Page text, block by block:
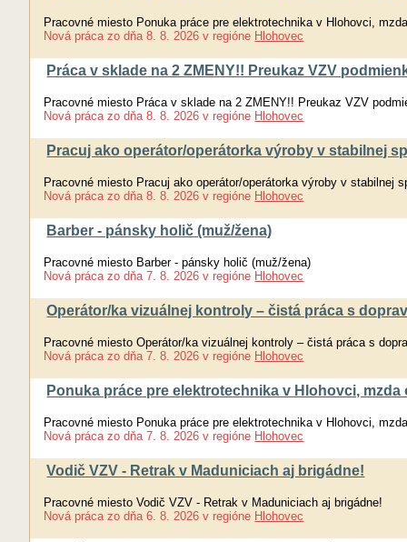
Pracovné miesto Ponuka práce pre elektrotechnika v Hlohovci,
Nová práca zo dňa 8. 8. 2026 v regióne Hlohovec
Práca v sklade na 2 ZMENY!! Preukaz VZV
Pracovné miesto Práca v sklade na 2 ZMENY!! Preukaz VZV
Nová práca zo dňa 8. 8. 2026 v regióne Hlohovec
Pracuj ako operátor/operátorka výroby v stabilnej
Pracovné miesto Pracuj ako operátor/operátorka výroby v stabilnej
Nová práca zo dňa 8. 8. 2026 v regióne Hlohovec
Barber - pánsky holič (muž/žena)
Pracovné miesto Barber - pánsky holič (muž/žena)
Nová práca zo dňa 7. 8. 2026 v regióne Hlohovec
Operátor/ka vizuálnej kontroly – čistá práca s
Pracovné miesto Operátor/ka vizuálnej kontroly – čistá práca s
Nová práca zo dňa 7. 8. 2026 v regióne Hlohovec
Ponuka práce pre elektrotechnika v Hlohovci, mzda
Pracovné miesto Ponuka práce pre elektrotechnika v Hlohovci,
Nová práca zo dňa 7. 8. 2026 v regióne Hlohovec
Vodič VZV - Retrak v Maduniciach aj brigádne!
Pracovné miesto Vodič VZV - Retrak v Maduniciach aj brigádne!
Nová práca zo dňa 6. 8. 2026 v regióne Hlohovec